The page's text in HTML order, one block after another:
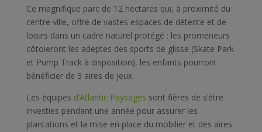
Ce magnifique parc de 12 hectares qui, à proximité du
centre ville, offre de vastes espaces de détente et de
loisirs dans un cadre naturel protégé : les promeneurs
côtoieront les adeptes des sports de glisse (Skate Park
et Pump Track à disposition), les enfants pourront
bénéficier de 3 aires de jeux.
Les équipes d’Atlantic Paysages sont fières de s’être
investies pendant une année pour assurer les
plantations et la mise en place du mobilier et des aires